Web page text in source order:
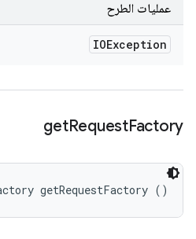
عمليات الطرح
IOException
getRequestFactory
getRequestFactory ()